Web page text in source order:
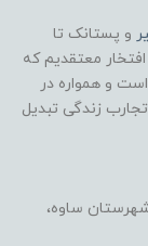
و پستانک تا
افتخار معتقدیم که
و همواره در
زندگی تبدیل
ساوه،